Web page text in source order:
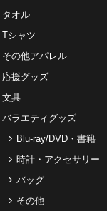
タオル
Tシャツ
その他アパレル
応援グッズ
文具
バラエティグッズ
Blu-ray/DVD・書籍
時計・アクセサリー
バッグ
その他